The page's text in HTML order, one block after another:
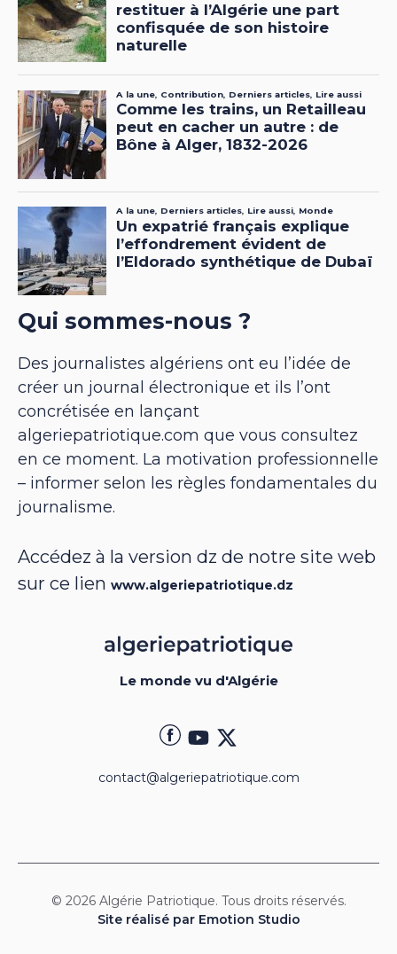
Qui sommes-nous ?
Des journalistes algériens ont eu l’idée de
créer un journal électronique et ils l’ont
concrétisée en lançant
algeriepatriotique.com que vous consultez
en ce moment. La motivation professionnelle
– informer selon les règles fondamentales du
journalisme.
Accédez à la version dz de notre site web
sur ce lien www.algeriepatriotique.dz
Le monde vu d'Algérie
contact@algeriepatriotique.com
© 2026 Algérie Patriotique. Tous droits réservés.
Site réalisé par Emotion Studio